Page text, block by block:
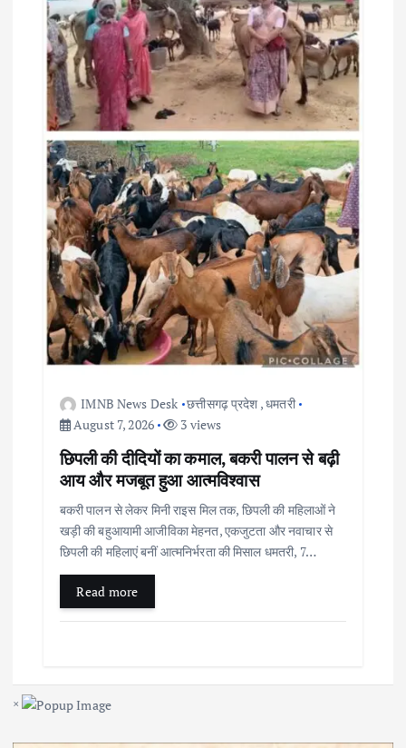
IMNB News Desk छत्तीसगढ़ प्रदेश ,धमतरी
August 7, 2026
3 views
छिपली की दीदियों का कमाल, बकरी पालन से बढ़ी
आय और मजबूत हुआ आत्मविश्वास
बकरी पालन से लेकर मिनी राइस मिल तक, छिपली की महिलाओं ने
खड़ी की बहुआयामी आजीविका मेहनत, एकजुटता और नवाचार से
छिपली की महिलाएं बनीं आत्मनिर्भरता की मिसाल धमतरी, 7…
Read more
×